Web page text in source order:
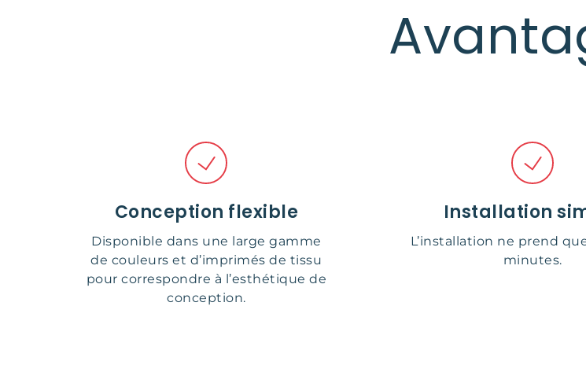
Conception flexible
Disponible dans une large gamme
de couleurs et d’imprimés de tissu
pour correspondre à l’esthétique de
conception.
Installation
L’installation ne prend
minutes.